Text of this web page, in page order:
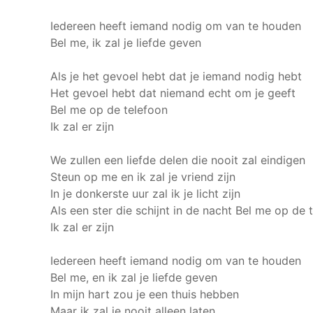
Iedereen heeft iemand nodig om van te houden
Bel me, ik zal je liefde geven
Als je het gevoel hebt dat je iemand nodig hebt
Het gevoel hebt dat niemand echt om je geeft
Bel me op de telefoon
Ik zal er zijn
We zullen een liefde delen die nooit zal eindigen
Steun op me en ik zal je vriend zijn
In je donkerste uur zal ik je licht zijn
Als een ster die schijnt in de nacht Bel me op de
Ik zal er zijn
Iedereen heeft iemand nodig om van te houden
Bel me, en ik zal je liefde geven
In mijn hart zou je een thuis hebben